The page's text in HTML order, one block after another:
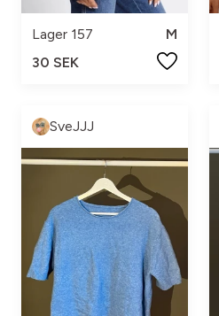
Lager 157
M
30 SEK
SveJJJ